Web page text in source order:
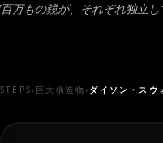
万もの鏡が、それぞれ独立し
STEPS › 巨大構造物 › ダイソン・スウ